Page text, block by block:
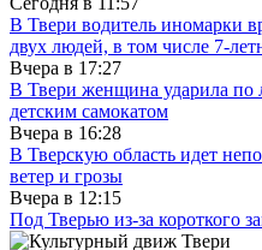
В Твери водитель иномарки
двух людей, в том числе 7-
Вчера в 17:27
В Твери женщина ударила по
детским самокатом
Вчера в 16:28
В Тверскую область идет
ветер и грозы
Вчера в 12:15
Под Тверью из-за короткого